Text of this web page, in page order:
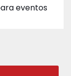
eventos